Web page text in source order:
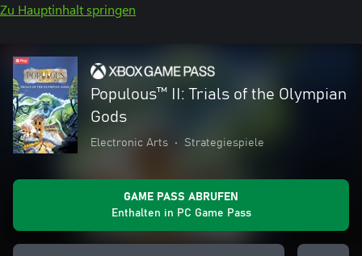
Zu Hauptinhalt springen
Populous™ II: Trials of the Olympian
Gods
Electronic Arts • Strategiespiele
GAME PASS ABRUFEN
Enthalten in PC Game Pass